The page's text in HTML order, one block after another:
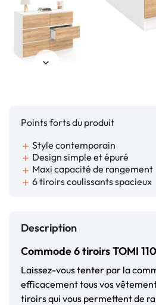
Points forts du produit
add Style contemporain
add Design simple et épuré
add Maxi capacité de rangement
add 6 tiroirs coulissants spacieux
Description
Commode 6 tiroirs TOMI
Laissez-vous tenter par la
efficacement tous vos
tiroirs qui vous permettent de